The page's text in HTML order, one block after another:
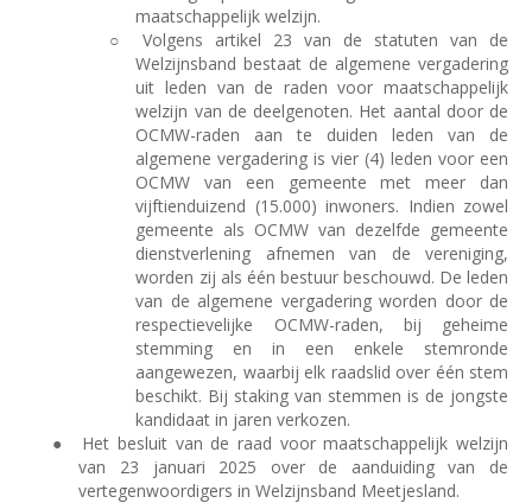
maatschappelijk welzijn.
○
Volgens artikel 23 van de statuten van de
Welzijnsband bestaat de algemene vergadering
uit leden van de raden voor maatschappelijk
welzijn van de deelgenoten. Het aantal door de
OCMW-raden aan te duiden leden van de
algemene vergadering is vier (4) leden voor een
OCMW van een gemeente met meer dan
vijftienduizend (15.000) inwoners. Indien zowel
gemeente als OCMW van dezelfde gemeente
dienstverlening afnemen van de vereniging,
worden zij als één bestuur beschouwd. De leden
van de algemene vergadering worden door de
respectievelijke OCMW-raden, bij geheime
stemming en in een enkele stemronde
aangewezen, waarbij elk raadslid over één stem
beschikt. Bij staking van stemmen is de jongste
kandidaat in jaren verkozen.
●
Het besluit van de raad voor maatschappelijk welzijn
van 23 januari 2025 over de aanduiding van de
vertegenwoordigers in Welzijnsband Meetjesland.